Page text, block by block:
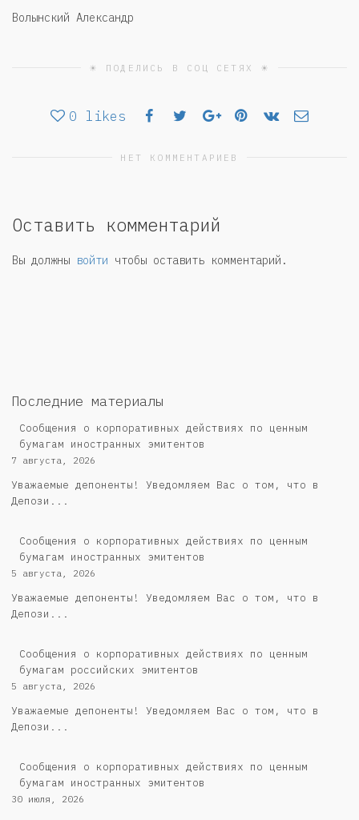
Волынский Александр
☀ ПОДЕЛИСЬ В СОЦ СЕТЯХ ☀
0 likes
НЕТ КОММЕНТАРИЕВ
Оставить комментарий
Вы должны войти чтобы оставить комментарий.
Последние материалы
Сообщения о корпоративных действиях по ценным
бумагам иностранных эмитентов
7 августа, 2026
Уважаемые депоненты! Уведомляем Вас о том, что в
Депози...
Сообщения о корпоративных действиях по ценным
бумагам иностранных эмитентов
5 августа, 2026
Уважаемые депоненты! Уведомляем Вас о том, что в
Депози...
Cообщения о корпоративных действиях по ценным
бумагам российских эмитентов
5 августа, 2026
Уважаемые депоненты! Уведомляем Вас о том, что в
Депози...
Сообщения о корпоративных действиях по ценным
бумагам иностранных эмитентов
30 июля, 2026